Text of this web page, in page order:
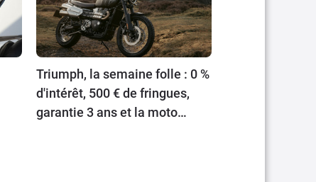
Triumph, la semaine folle : 0 %
d'intérêt, 500 € de fringues,
garantie 3 ans et la moto